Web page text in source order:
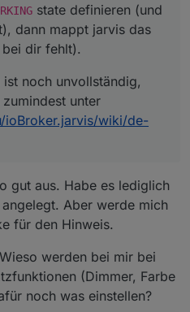
state definieren (und
dann mappt jarvis das
dir fehlt).
noch unvollständig,
unter
wiki/de-
gut aus. Habe es lediglich
Aber werde mich
für den Hinweis.
werden bei mir bei
(Dimmer, Farbe
noch was einstellen?